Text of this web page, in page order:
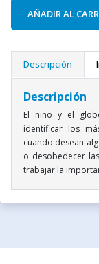
AÑADIR AL
Descripción
Descripción
El niño y el
identificar los
cuando desean
o desobedecer
trabajar la